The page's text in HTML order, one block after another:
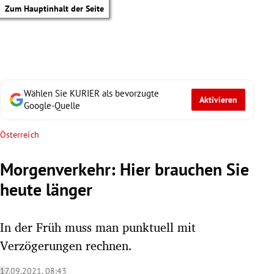
Zum Hauptinhalt der Seite
Wählen Sie KURIER als bevorzugte
Google-Quelle
Aktivieren
Österreich
Morgenverkehr: Hier brauchen Sie
heute länger
In der Früh muss man punktuell mit
Verzögerungen rechnen.
17.09.2021, 08:43